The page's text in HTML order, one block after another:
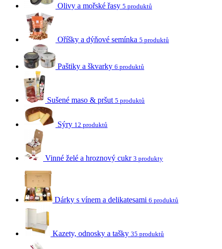
Olivy a mořské řasy 5 produktů
Oříšky a dýňové semínka 5 produktů
Paštiky a škvarky 6 produktů
Sušené maso & pršut 5 produktů
Sýry 12 produktů
Vinné želé a hroznový cukr 3 produkty
Dárky s vínem a delikatesami 6 produktů
Kazety, odnosky a tašky 35 produktů